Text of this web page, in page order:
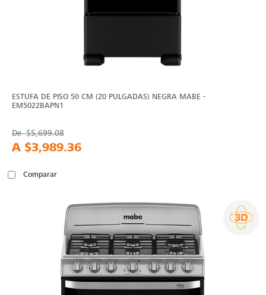
ESTUFA DE PISO 50 CM (20 PULGADAS) NEGRA MABE -
EM5022BAPN1
De$5,699.08
A $3,989.36
Comparar